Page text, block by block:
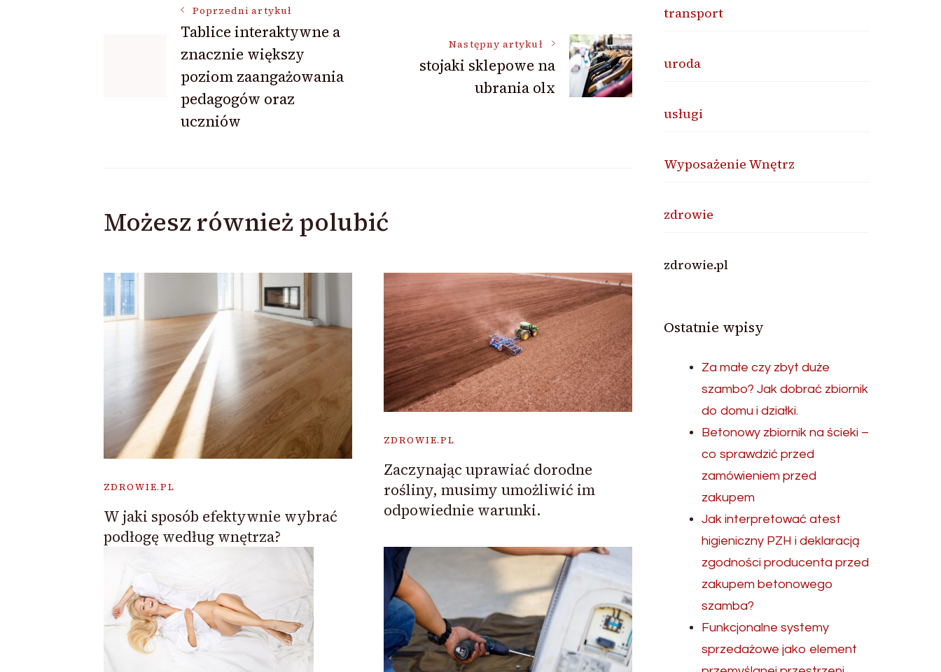
Nawigacja
wpisu
Poprzedni artykuł
Tablice interaktywne a
znacznie większy
poziom zaangażowania
pedagogów oraz
uczniów
Następny artykuł
stojaki sklepowe na
ubrania olx
Możesz również polubić
ZDROWIE.PL
W jaki sposób efektywnie wybrać
podłogę według wnętrza?
ZDROWIE.PL
Zaczynając uprawiać dorodne
rośliny, musimy umożliwić im
odpowiednie warunki.
transport
uroda
usługi
Wyposażenie Wnętrz
zdrowie
zdrowie.pl
Ostatnie wpisy
Za małe czy zbyt duże
szambo? Jak dobrać zbiornik
do domu i działki.
Betonowy zbiornik na ścieki –
co sprawdzić przed
zamówieniem przed
zakupem
Jak interpretować atest
higieniczny PZH i deklaracją
zgodności producenta przed
zakupem betonowego
szamba?
Funkcjonalne systemy
sprzedażowe jako element